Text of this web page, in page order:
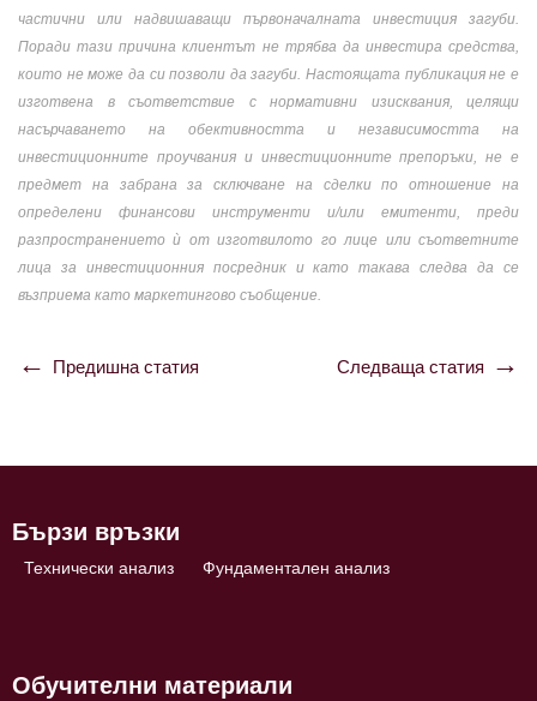
частични или надвишаващи първоначалната инвестиция загуби.
Поради тази причина клиентът не трябва да инвестира средства,
които не може да си позволи да загуби. Настоящата публикация не е
изготвена в съответствие с нормативни изисквания, целящи
насърчаването на обективността и независимостта на
инвестиционните проучвания и инвестиционните препоръки, не е
предмет на забрана за сключване на сделки по отношение на
определени финансови инструменти и/или емитенти, преди
разпространението ѝ от изготвилото го лице или съответните
лица за инвестиционния посредник и като такава следва да се
възприема като маркетингово съобщение.
Навигация
Предишна статия Следваща статия
Бързи връзки
Технически анализ Фундаментален анализ
Обучителни материали